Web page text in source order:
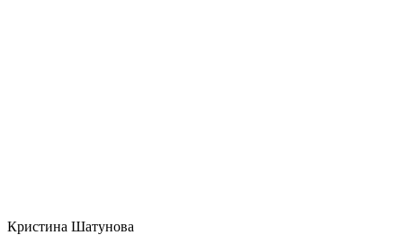
Кристина Шатунова